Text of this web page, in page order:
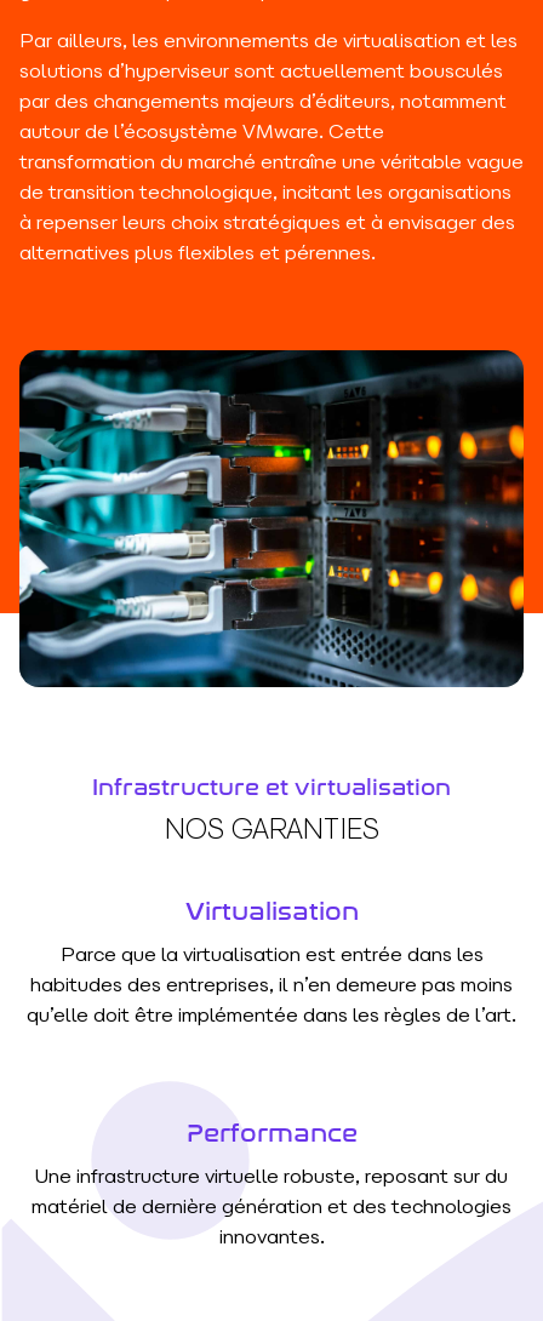
Par ailleurs, les environnements de virtualisation et les
solutions d’hyperviseur sont actuellement bousculés
par des changements majeurs d’éditeurs, notamment
autour de l’écosystème VMware. Cette
transformation du marché entraîne une véritable vague
de transition technologique, incitant les organisations
à repenser leurs choix stratégiques et à envisager des
alternatives plus flexibles et pérennes.
Infrastructure et virtualisation
NOS GARANTIES
Virtualisation
Parce que la virtualisation est entrée dans les
habitudes des entreprises, il n’en demeure pas moins
qu’elle doit être implémentée dans les règles de l’art.
Performance
Une infrastructure virtuelle robuste, reposant sur du
matériel de dernière génération et des technologies
innovantes.